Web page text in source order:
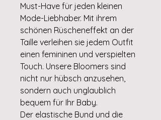
Must-Have für jeden kleinen
Mode-Liebhaber. Mit ihrem
schönen Rüscheneffekt an der
Taille verleihen sie jedem Outfit
einen femininen und verspielten
Touch. Unsere Bloomers sind
nicht nur hübsch anzusehen,
sondern auch unglaublich
bequem für Ihr Baby.
Der elastische Bund und die